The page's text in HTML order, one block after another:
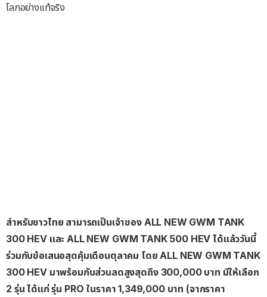
โลกอย่างแท้จริง
สำหรับชาวไทย สามารถเป็นเจ้าของALL NEW GWM TANK
300 HEV และ ALL NEW GWM TANK 500 HEVได้แล้ววันนี้
ร่วมกับข้อเสนอสุดคุ้มเดือนตุลาคม โดย ALL NEW GWM TANK
300 HEV มาพร้อมกับส่วนลดสูงสุดถึง300,000 บาท มีให้เลือก
2 รุ่น ได้แก่รุ่น PRO ในราคา 1,349,000 บาท (จากราคา